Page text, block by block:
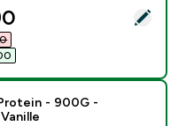
- Kreatin Monohydrat -
price
- 900G -